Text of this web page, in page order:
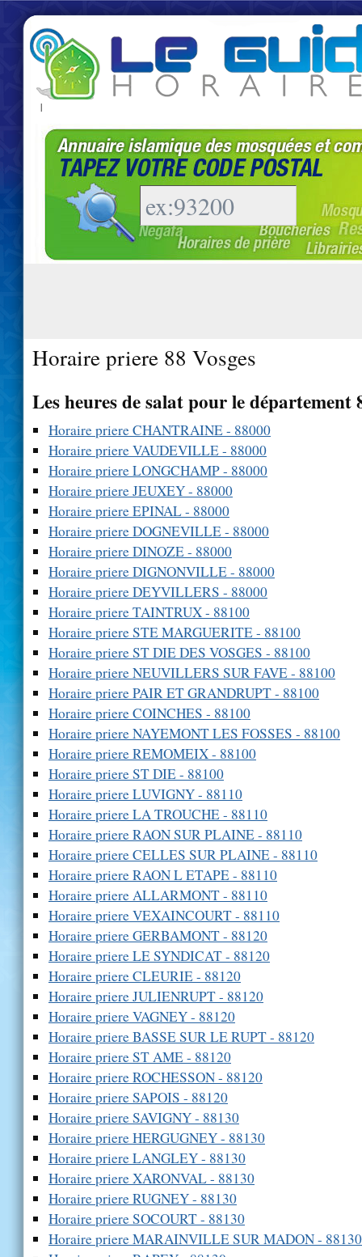
|
Horaire priere 88 Vosges
Les heures de salat pour le département
Horaire priere CHANTRAINE - 88000
Horaire priere VAUDEVILLE - 88000
Horaire priere LONGCHAMP - 88000
Horaire priere JEUXEY - 88000
Horaire priere EPINAL - 88000
Horaire priere DOGNEVILLE - 88000
Horaire priere DINOZE - 88000
Horaire priere DIGNONVILLE - 88000
Horaire priere DEYVILLERS - 88000
Horaire priere TAINTRUX - 88100
Horaire priere STE MARGUERITE - 88100
Horaire priere ST DIE DES VOSGES - 88100
Horaire priere NEUVILLERS SUR FAVE - 88100
Horaire priere PAIR ET GRANDRUPT - 88100
Horaire priere COINCHES - 88100
Horaire priere NAYEMONT LES FOSSES - 88100
Horaire priere REMOMEIX - 88100
Horaire priere ST DIE - 88100
Horaire priere LUVIGNY - 88110
Horaire priere LA TROUCHE - 88110
Horaire priere RAON SUR PLAINE - 88110
Horaire priere CELLES SUR PLAINE - 88110
Horaire priere RAON L ETAPE - 88110
Horaire priere ALLARMONT - 88110
Horaire priere VEXAINCOURT - 88110
Horaire priere GERBAMONT - 88120
Horaire priere LE SYNDICAT - 88120
Horaire priere CLEURIE - 88120
Horaire priere JULIENRUPT - 88120
Horaire priere VAGNEY - 88120
Horaire priere BASSE SUR LE RUPT - 88120
Horaire priere ST AME - 88120
Horaire priere ROCHESSON - 88120
Horaire priere SAPOIS - 88120
Horaire priere SAVIGNY - 88130
Horaire priere HERGUGNEY - 88130
Horaire priere LANGLEY - 88130
Horaire priere XARONVAL - 88130
Horaire priere RUGNEY - 88130
Horaire priere SOCOURT - 88130
Horaire priere MARAINVILLE SUR MADON - 88130